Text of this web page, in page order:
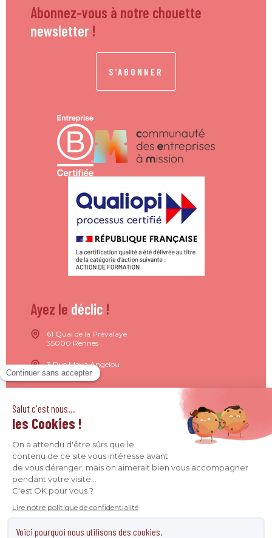
Abonnez-vous à notre chouette
newsletter !
S'ABONNER
Ayez le déclic !
61 Quai de la Prévalaye
35000 Rennes
3 Rue Maya Angelou
44200 Nantes
4 Quai Jean Moulin
09 71 37 26 34
contact@agence-declic.fr